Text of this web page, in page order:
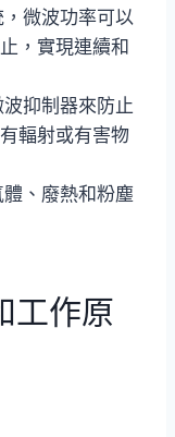
微波功率可以
，實現連續和
抑制器來防止
輻射或有害物
、廢熱和粉塵
工作原